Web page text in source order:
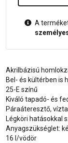
A
Akrilbázisú
Bel- és kültérben is
25-E színű
Kiváló tapadó- és
Páraáteresztő,
Légköri hatásokkal
Anyagszükséglet:
16 l/vödör